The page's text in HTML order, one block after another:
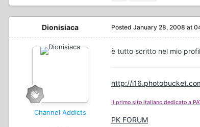
Dionisiaca
Channel Addicts
Posted January 28, 2008 at
è tutto scritto nel mio
http://
Il primo sito italiano dedicato a
PK FORUM